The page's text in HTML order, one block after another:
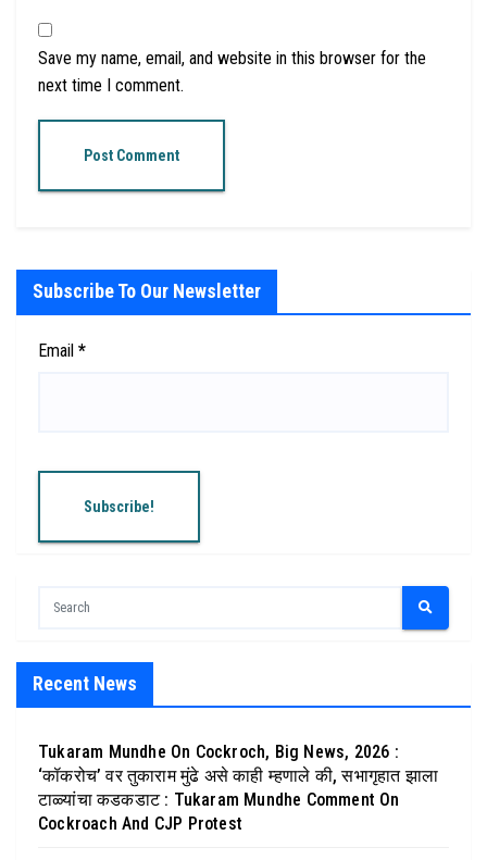
Save my name, email, and website in this browser for the
next time I comment.
Subscribe To Our Newsletter
Email *
Recent News
Tukaram Mundhe On Cockroch, Big News, 2026 :
‘कॉकरोच’ वर तुकाराम मुंढे असे काही म्हणाले की, सभागृहात झाला
टाळ्यांचा कडकडाट : Tukaram Mundhe Comment On
Cockroach And CJP Protest